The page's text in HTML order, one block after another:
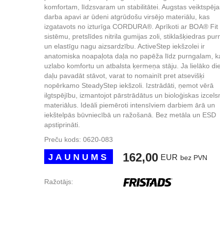
komfortam, līdzsvaram un stabilitātei. Augstas
darba apavi ar ūdeni atgrūdošu virsējo materiālu, kas
izgatavots no izturīga CORDURA®. Aprīkoti ar BOA® Fit
sistēmu, pretslīdes nitrila gumijas zoli, stiklašķiedras
un elastīgu nagu aizsardzību. ActiveStep iekšzolei ir
anatomiska noapaļota daļa no papēža līdz purngalam,
uzlabo komfortu un atbalsta ķermeņa stāju. Ja lielāko
daļu pavadāt stāvot, varat to nomainīt pret atsevišķi
nopērkamo SteadyStep iekšzoli. Izstrādāti, ņemot vērā
ilgtspējību, izmantojot pārstrādātus un bioloģiskas
materiālus. Ideāli piemēroti intensīviem darbiem ārā un
iekštelpās būvniecībā un ražošanā. Bez metāla un ESD
apstiprināti.
Preču kods: 0620-083
JAUNUMS 162,00 EUR bez PVN
Ražotājs: